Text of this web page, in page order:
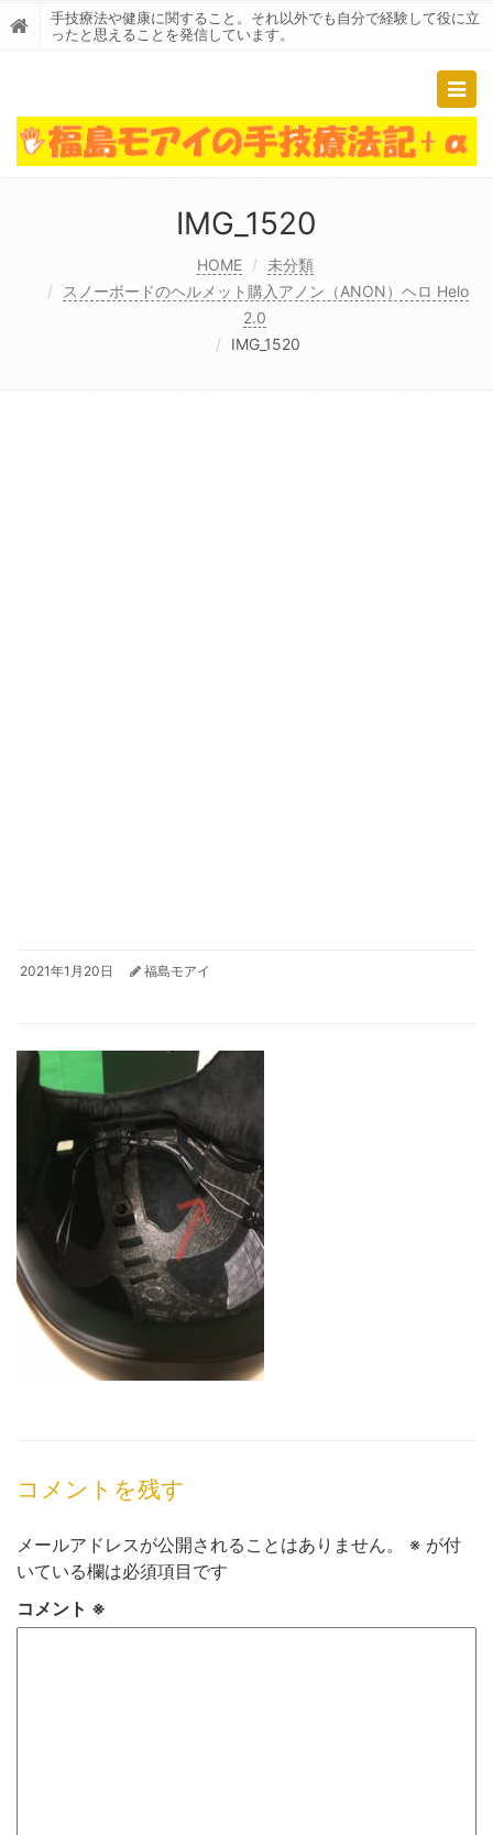
手技療法や健康に関すること。それ以外でも自分で経験して役に立
ったと思えることを発信しています。
IMG_1520
HOME
未分類
スノーボードのヘルメット購入アノン（ANON）ヘロ Helo
2.0
IMG_1520
2021年1月20日 福島モアイ
コメントを残す
メールアドレスが公開されることはありません。 ※ が付
いている欄は必須項目です
コメント ※